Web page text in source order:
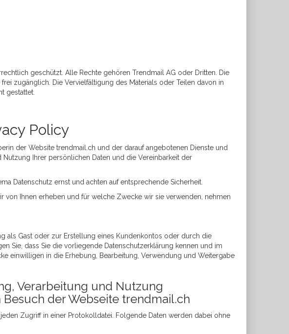
geschützt. Alle Rechte gehören Trendmail AG oder Dritten. Die
zugänglich. Die Vervielfältigung des Materials oder Teilen davon in
gestattet.
Policy
der Website trendmail.ch und der darauf angebotenen Dienste und
Ihrer persönlichen Daten und die Vereinbarkeit der
Datenschutz ernst und achten auf entsprechende Sicherheit.
von Ihnen erheben und für welche Zwecke wir sie verwenden, nehmen
als Gast oder zur Erstellung eines Kundenkontos oder durch die
Sie, dass Sie die vorliegende Datenschutzerklärung kennen und im
einwilligen in die Erhebung, Bearbeitung, Verwendung und Weitergabe
Verarbeitung und Nutzung
der Webseite trendmail.ch
Zugriff in einer Protokolldatei. Folgende Daten werden dabei ohne